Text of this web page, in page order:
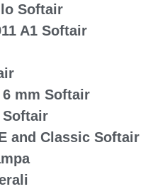
Softair
A1 Softair
6 mm Softair
Softair
and Classic Softair